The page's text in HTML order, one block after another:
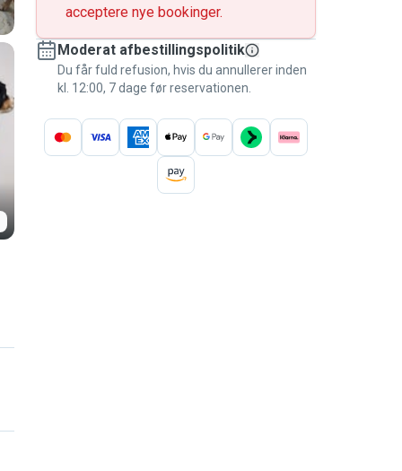
acceptere nye bookinger.
Moderat afbestillingspolitik
Du får fuld refusion, hvis du annullerer inden
kl. 12:00, 7 dage før reservationen.